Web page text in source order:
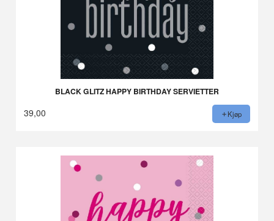
BLACK GLITZ HAPPY BIRTHDAY SERVIETTER
39,00 Kjøp